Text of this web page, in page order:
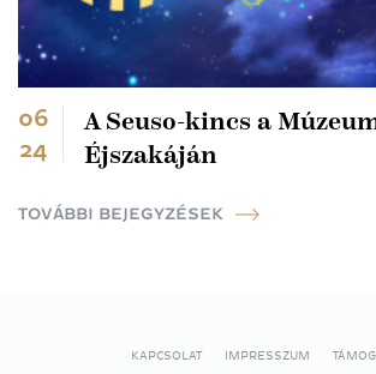
06
24
A Seuso-kincs a
Éjszakáján
TOVÁBBI BEJEGYZÉSEK
KAPCSOLAT IMPRESSZUM